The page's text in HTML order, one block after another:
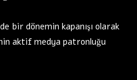
bir dönemin kapanışı olarak
aktif medya patronluğu